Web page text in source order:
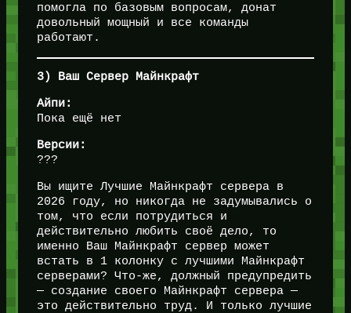
помогла по базовым вопросам, донат
довольный мощный и все команды
работают.
3) Ваш Сервер Майнкрафт
Айпи:
Пока ещё нет
Версии:
???
Вы ищите Лучшие Майнкрафт сервера в
2026 году, но никогда не задумывались о
том, что если потрудиться и
действительно любить своё дело, то
именно Ваш Майнкрафт сервер может
встать в 1 колонку с лучшими Майнкрафт
серверами? Что-же, должный предупредить
— создание своего Майнкрафт сервера —
это действительно труд. И только лучшие